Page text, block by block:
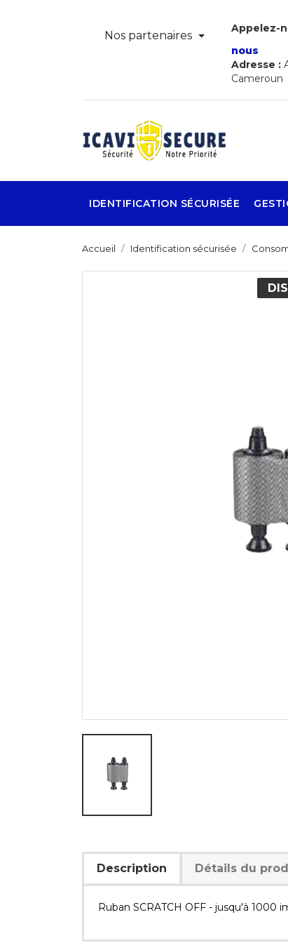
Nos partenaires
Appelez-
nous
Adresse :
Cameroun
IDENTIFICATION SÉCURISÉE
Accueil Identification sécurisée
Description Détails du
Ruban SCRATCH OFF - jusqu'à 1000